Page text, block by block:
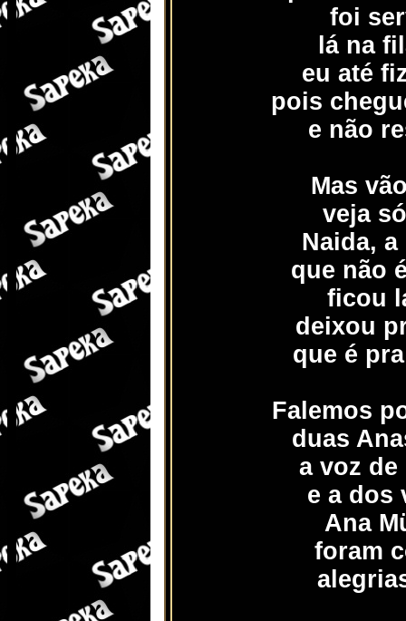
foi
lá na
eu até
pois
e não
Mas
veja
Naida,
que não
ficou
deixou
que é
Falemos
duas
a voz
e a dos
Ana
foram